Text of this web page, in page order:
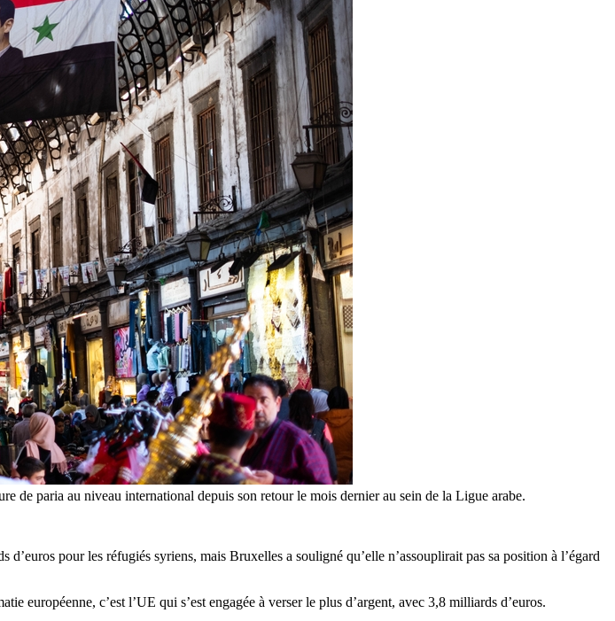
de paria au niveau international depuis son retour le mois dernier au sein de la Ligue arabe.
pour les réfugiés syriens, mais Bruxelles a souligné qu’elle n’assouplirait pas sa position à l’égard
européenne, c’est l’UE qui s’est engagée à verser le plus d’argent, avec 3,8 milliards d’euros.